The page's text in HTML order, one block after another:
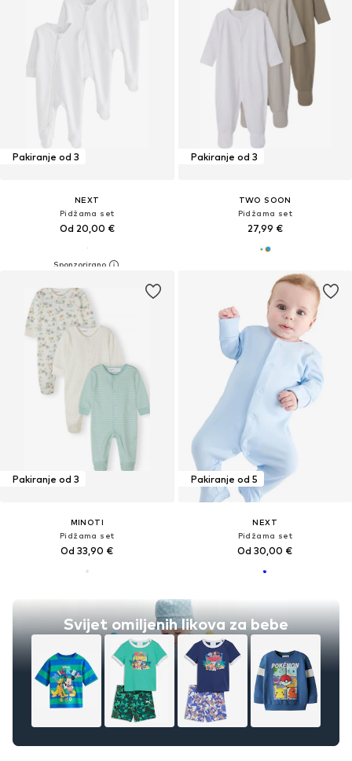
Pakiranje od 3
NEXT
Pidžama set
Od 20,00 €
Pakiranje od 3
TWO SOON
Pidžama set
27,99 €
Pakiranje od 3
MINOTI
Pidžama set
Od 33,90 €
Svijet omiljenih likova za bebe
Pakiranje od 5
NEXT
Pidžama set
Od 30,00 €